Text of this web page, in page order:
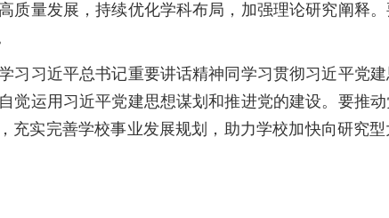
质量发展，持续优化学科布局，加强理论研究阐释
习近平总书记重要讲话精神同学习贯彻习近平党建
觉运用习近平党建思想谋划和推进党的建设。要推
充实完善学校事业发展规划，助力学校加快向研究